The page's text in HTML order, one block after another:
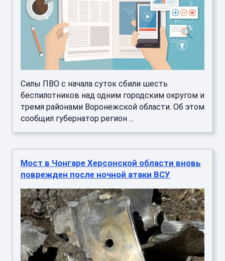
Силы ПВО с начала суток сбили шесть
беспилотников над одним городским округом и
тремя районами Воронежской области. Об этом
сообщил губернатор регион ...
Мост в Чонгаре Херсонской области вновь
поврежден после ночной атаки ВСУ